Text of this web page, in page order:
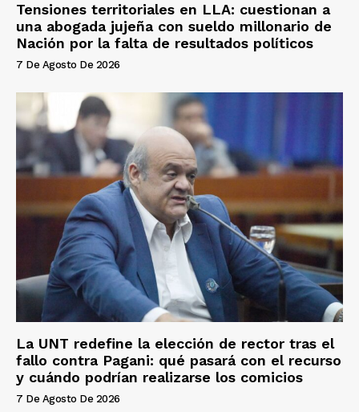
Tensiones territoriales en LLA: cuestionan a
una abogada jujeña con sueldo millonario de
Nación por la falta de resultados políticos
7 De Agosto De 2026
La UNT redefine la elección de rector tras el
fallo contra Pagani: qué pasará con el recurso
y cuándo podrían realizarse los comicios
7 De Agosto De 2026